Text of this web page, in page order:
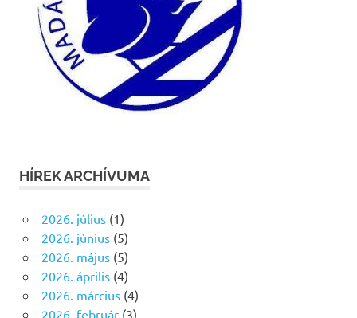
HÍREK ARCHÍVUMA
2026. július(1)
2026. június(5)
2026. május(5)
2026. április(4)
2026. március(4)
2026. február(3)